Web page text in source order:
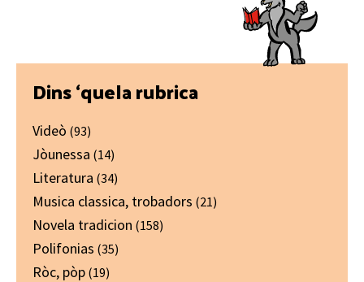
Primary
Sidebar
Dins ‘quela rubrica
Videò (93)
Jòunessa (14)
Literatura (34)
Musica classica, trobadors (21)
Novela tradicion (158)
Polifonias (35)
Ròc, pòp (19)